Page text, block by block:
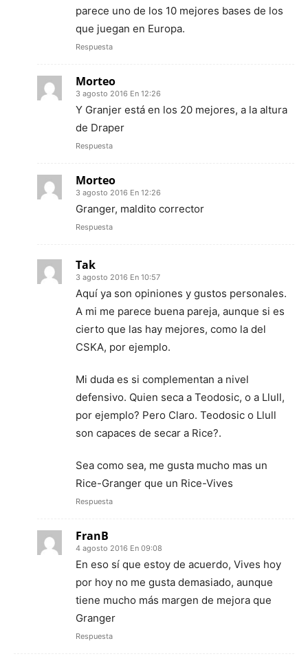
parece uno de los 10 mejores bases de los
que juegan en Europa.
Respuesta
Morteo
3 agosto 2016 En 12:26
Y Granjer está en los 20 mejores, a la altura
de Draper
Respuesta
Morteo
3 agosto 2016 En 12:26
Granger, maldito corrector
Respuesta
Tak
3 agosto 2016 En 10:57
Aquí ya son opiniones y gustos personales.
A mi me parece buena pareja, aunque si es
cierto que las hay mejores, como la del
CSKA, por ejemplo.
Mi duda es si complementan a nivel
defensivo. Quien seca a Teodosic, o a Llull,
por ejemplo? Pero Claro. Teodosic o Llull
son capaces de secar a Rice?.
Sea como sea, me gusta mucho mas un
Rice-Granger que un Rice-Vives
Respuesta
FranB
4 agosto 2016 En 09:08
En eso sí que estoy de acuerdo, Vives hoy
por hoy no me gusta demasiado, aunque
tiene mucho más margen de mejora que
Granger
Respuesta